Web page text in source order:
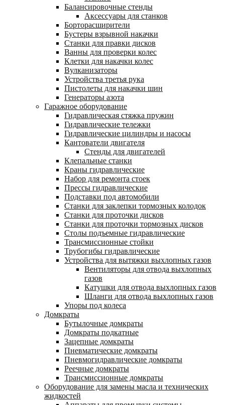
Балансировочные стенды
Аксессуары для станков
Борторасширители
Бустеры взрывной накачки
Станки для правки дисков
Ванны для проверки колес
Клетки для накачки колес
Вулканизаторы
Устройства третья рука
Пистолеты для накачки шин
Генераторы азота
Гаражное оборудование
Гидравлическая стяжка пружин
Гидравлические тележки
Гидравлические цилиндры и насосы
Кантователи двигателя
Стенды для двигателей
Клепальные станки
Краны гидравлические
Набор для ремонта стоек
Прессы гидравлические
Подставки под автомобили
Станки для заклепки тормозных колодок
Станки для проточки дисков
Станки для проточки тормозных дисков
Столы подъемные гидравлические
Трансмиссионные стойки
Трубогибы гидравлические
Устройства для вытяжки выхлопных газов
Вентиляторы для отвода выхлопных
газов
Катушки для отвода выхлопных газов
Шланги для отвода выхлопных газов
Упоры под колеса
Домкраты
Бутылочные домкраты
Домкраты подкатные
Зацепные домкраты
Пневматические домкраты
Пневмогидравлические домкраты
Реечные домкраты
Трансмиссионные домкраты
Оборудование для замены масла и технических
жидкостей